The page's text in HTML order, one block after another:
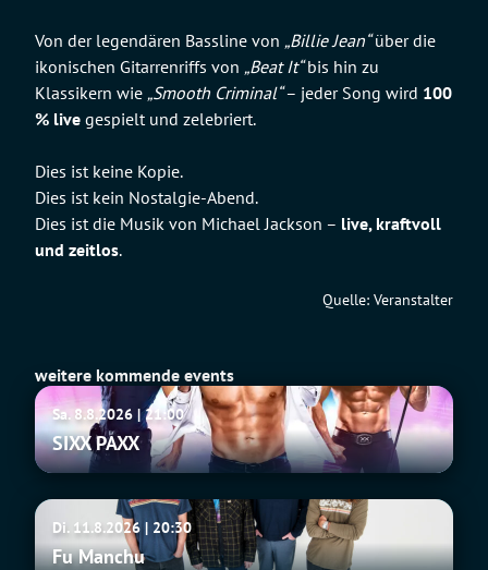
Von der legendären Bassline von „Billie Jean“über die
ikonischen Gitarrenriffs von „Beat It“bis hin zu
Klassikern wie „Smooth Criminal“– jeder Song wird 100
% live gespielt und zelebriert.
Dies ist keine Kopie.
Dies ist kein Nostalgie-Abend.
Dies ist die Musik von Michael Jackson – live, kraftvoll
und zeitlos.
Quelle: Veranstalter
weitere kommende events
SIXX
PAXXSa. 8.8.2026 | 21:00
SIXX PAXX
Fu
Manchu
Di. 11.8.2026 | 20:30
Fu Manchu